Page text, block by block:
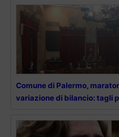
Comune di Palermo,
variazione di bilancio: tagli